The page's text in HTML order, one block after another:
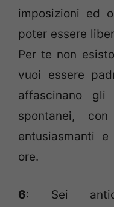
imposizioni ed
poter essere
Per te non
vuoi essere
affascinano gli
spontanei,
entusiasmanti
ore.
6: Sei